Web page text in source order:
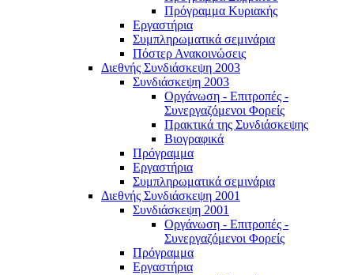
Πρόγραμμα Κυριακής
Εργαστήρια
Συμπληρωματικά σεμινάρια
Πόστερ Ανακοινώσεις
Διεθνής Συνδιάσκεψη 2003
Συνδιάσκεψη 2003
Οργάνωση - Επιτροπές -
Συνεργαζόμενοι Φορείς
Πρακτικά της Συνδιάσκεψης
Βιογραφικά
Πρόγραμμα
Εργαστήρια
Συμπληρωματικά σεμινάρια
Διεθνής Συνδιάσκεψη 2001
Συνδιάσκεψη 2001
Οργάνωση - Επιτροπές -
Συνεργαζόμενοι Φορείς
Πρόγραμμα
Εργαστήρια